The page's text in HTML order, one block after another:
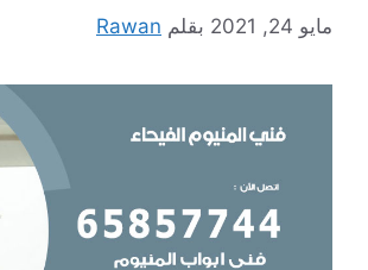
مايو 24, 2021 بقلم Rawan